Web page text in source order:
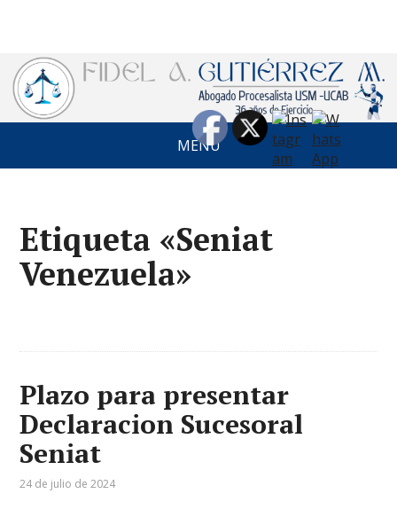
MENÚ
Etiqueta «Seniat
Venezuela»
Plazo para presentar
Declaracion Sucesoral
Seniat
24 de julio de 2024